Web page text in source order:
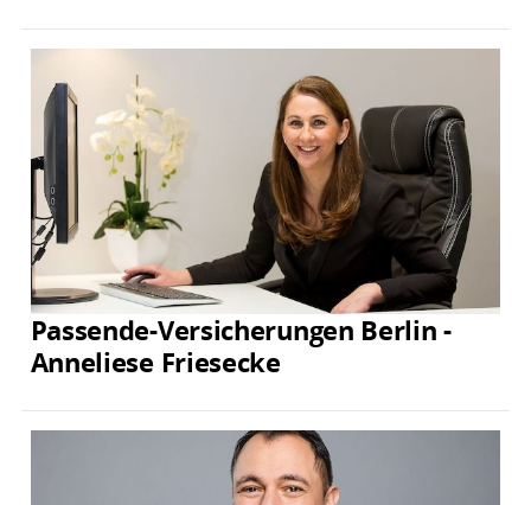
Passende-Versicherungen Berlin -
Anneliese Friesecke